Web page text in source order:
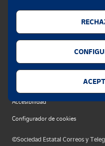
Política de cookies
Privacidad web
Accesibilidad
Configurador de cookies
©Sociedad Estatal Correos y